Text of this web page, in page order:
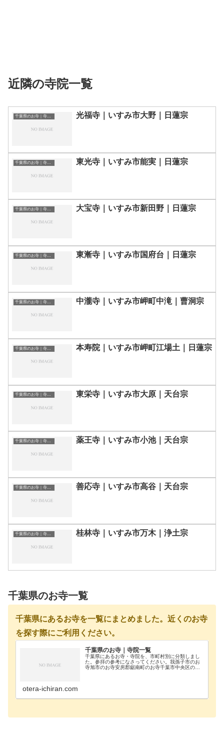
近隣の寺院一覧
千葉県のお寺｜寺院一覧 光福寺｜いすみ市大野｜日蓮宗
千葉県のお寺｜寺院一覧 東光寺｜いすみ市能実｜日蓮宗
千葉県のお寺｜寺院一覧 大宝寺｜いすみ市新田野｜日蓮宗
千葉県のお寺｜寺院一覧 東漸寺｜いすみ市国府台｜日蓮宗
千葉県のお寺｜寺院一覧 中瀧寺｜いすみ市岬町中滝｜曹洞宗
千葉県のお寺｜寺院一覧 本寿院｜いすみ市岬町江場土｜日蓮宗
千葉県のお寺｜寺院一覧 東栄寺｜いすみ市大原｜天台宗
千葉県のお寺｜寺院一覧 薬王寺｜いすみ市小池｜天台宗
千葉県のお寺｜寺院一覧 善応寺｜いすみ市高谷｜天台宗
千葉県のお寺｜寺院一覧 桂林寺｜いすみ市万木｜浄土宗
千葉県のお寺一覧
千葉県にあるお寺を一覧にまとめました。近くのお寺
を探す際にご利用ください。
千葉県のお寺｜寺院一覧
千葉県にあるお寺・寺院を、市町村別に分類しまし
た。参拝の参考になさってください。我孫子市のお
寺旭市のお寺安房郡鋸南町のお寺千葉市中央区のお
otera-ichiran.com